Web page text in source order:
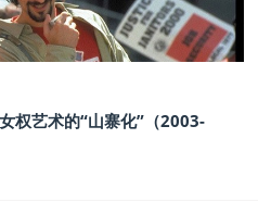
权艺术的“山寨化”（2003-